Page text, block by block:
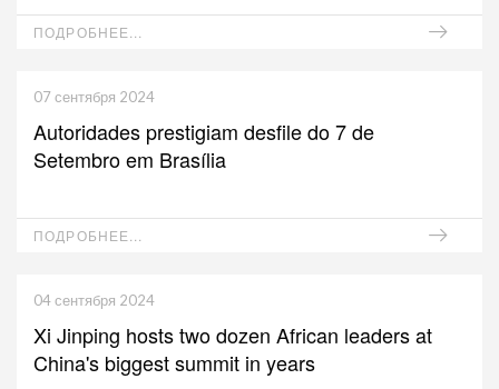
ПОДРОБНЕЕ...
07 сентября 2024
Autoridades prestigiam desfile do 7 de
Setembro em Brasília
ПОДРОБНЕЕ...
04 сентября 2024
Xi Jinping hosts two dozen African leaders at
China's biggest summit in years